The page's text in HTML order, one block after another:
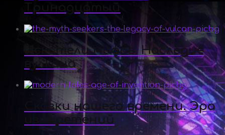
Искатели мифов. Наследие
вулкана
Сказки нашего времени. Эра
изобретений